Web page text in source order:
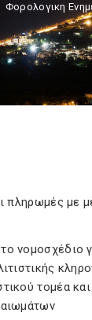
Φορολογικη
πληρωμές με
νομοσχέδιο
τομέα